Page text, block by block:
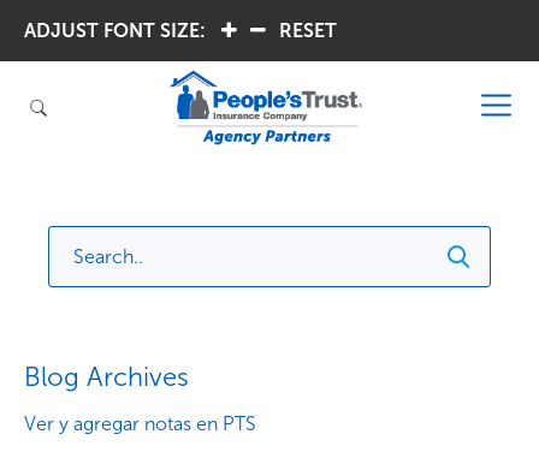
ADJUST FONT SIZE: RESET
Blog Archives
Ver y agregar notas en PTS